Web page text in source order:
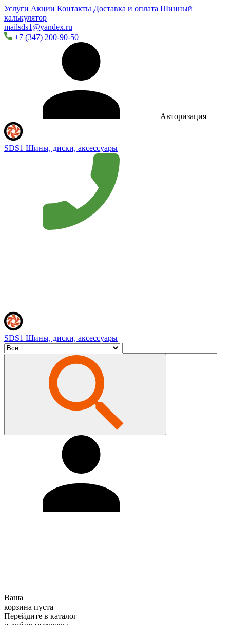
Услуги Акции Контакты Доставка и оплата Шинный
калькулятор
mailsds1@yandex.ru
+7 (347) 200-90-50
Авторизация
SDS1 Шины, диски, аксессуары
SDS1 Шины, диски, аксессуары
Ваша
корзина пуста
Перейдите в каталог